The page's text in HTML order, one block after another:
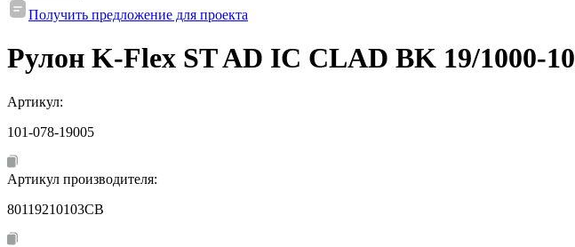
Получить предложение для проекта
Рулон K-Flex ST AD IC CLAD BK 19/1000-10
Артикул:
101-078-19005
Артикул производителя:
80119210103CB